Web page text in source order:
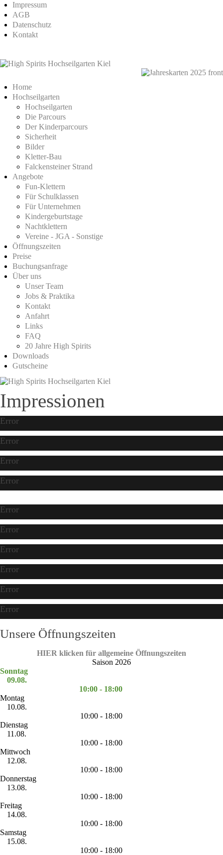
Impressum
AGB
Datenschutz
Kontakt
Home
Hochseilgarten
Hochseilgarten
Die Parcours
Der Kinderparcours
Sicherheit
Bilder
Kletter-Bau
Falckensteiner Strand
Angebote
Fun-Klettern
Für Schulklassen
Für Unternehmen
Kindergeburtstage
Nachtklettern
Vereine - JGA - Sonstige
Öffnungszeiten
Preise
Buchungsanfrage
Über uns
Unser Team
Jobs & Praktika
Kontakt
Anfahrt
Links
FAQ
20 Jahre High Spirits
Downloads
Gutscheine
Impressionen
Error
Error
Error
Error
Error
Error
Error
Error
Error
Error
Unsere Öffnungszeiten
HIER klicken für allgemeine Öffnungszeiten
Saison 2026
Sonntag
09.08.
10:00 - 18:00
Montag
10.08.
10:00 - 18:00
Dienstag
11.08.
10:00 - 18:00
Mittwoch
12.08.
10:00 - 18:00
Donnerstag
13.08.
10:00 - 18:00
Freitag
14.08.
10:00 - 18:00
Samstag
15.08.
10:00 - 18:00